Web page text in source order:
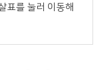
표를 눌러 이동해